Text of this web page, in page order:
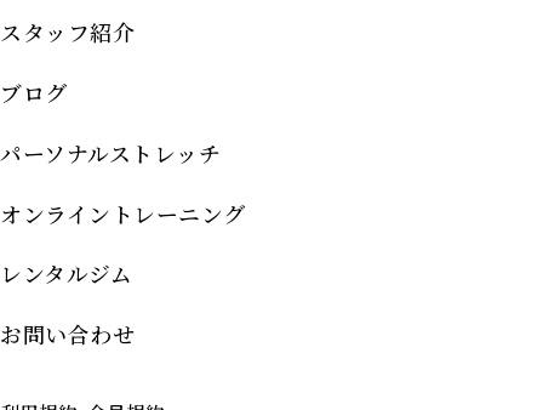
スタッフ紹介
ブログ
パーソナルストレッチ
オンライントレーニング
レンタルジム
お問い合わせ